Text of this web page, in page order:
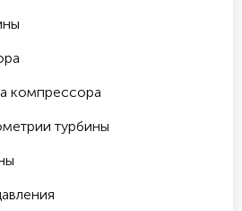
компрессора
турбины